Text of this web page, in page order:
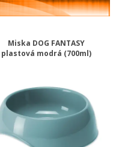
Miska DOG FANTASY
plastová modrá (700ml)